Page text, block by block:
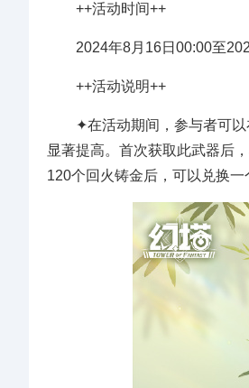
++活动时间++
2024年8月16日00:00至
++活动说明++
✦在活动期间，参与者可以在
显著提高。首次获取此武器后
120个回火铸金后，可以兑换一